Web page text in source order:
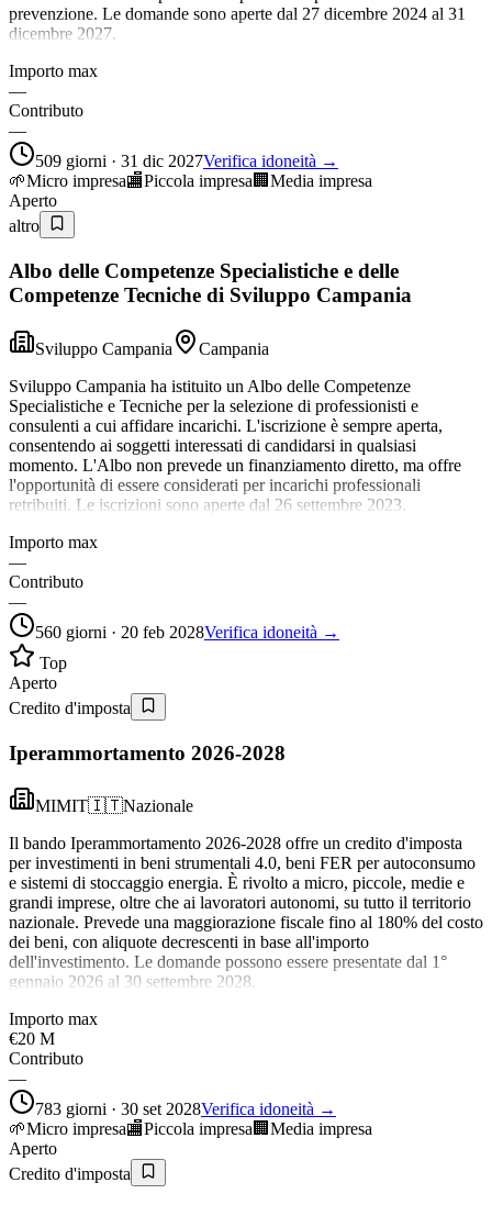
prevenzione. Le domande sono aperte dal 27 dicembre 2024 al 31
dicembre 2027.
Importo max
—
Contributo
—
509 giorni · 31 dic 2027Verifica idoneità →
🌱Micro impresa🏬Piccola impresa 🏢 Media impresa
Aperto
altro
Albo delle Competenze Specialistiche e delle
Competenze Tecniche di Sviluppo Campania
Sviluppo Campania
Campania
Sviluppo Campania ha istituito un Albo delle Competenze
Specialistiche e Tecniche per la selezione di professionisti e
consulenti a cui affidare incarichi. L'iscrizione è sempre aperta,
consentendo ai soggetti interessati di candidarsi in qualsiasi
momento. L'Albo non prevede un finanziamento diretto, ma offre
l'opportunità di essere considerati per incarichi professionali
retribuiti. Le iscrizioni sono aperte dal 26 settembre 2023.
Importo max
—
Contributo
—
560 giorni · 20 feb 2028Verifica idoneità →
Top
Aperto
Credito d'imposta
Iperammortamento 2026-2028
MIMIT🇮🇹Nazionale
Il bando Iperammortamento 2026-2028 offre un credito d'imposta
per investimenti in beni strumentali 4.0, beni FER per autoconsumo
e sistemi di stoccaggio energia. È rivolto a micro, piccole, medie e
grandi imprese, oltre che ai lavoratori autonomi, su tutto il territorio
nazionale. Prevede una maggiorazione fiscale fino al 180% del costo
dei beni, con aliquote decrescenti in base all'importo
dell'investimento. Le domande possono essere presentate dal 1°
gennaio 2026 al 30 settembre 2028.
Importo max
€20 M
Contributo
—
783 giorni · 30 set 2028Verifica idoneità →
🌱Micro impresa🏬Piccola impresa 🏢 Media impresa
Aperto
Credito d'imposta